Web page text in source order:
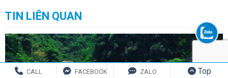
TIN LIÊN QUAN
CALL FACEBOOK ZALO Top